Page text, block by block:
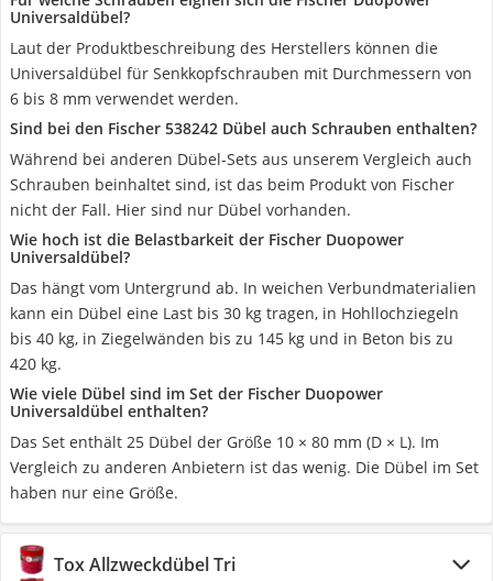
Universaldübel?
Laut der Produktbeschreibung des Herstellers können die
Universaldübel für Senkkopfschrauben mit Durchmessern von
6 bis 8 mm verwendet werden.
Sind bei den Fischer 538242 Dübel auch Schrauben enthalten?
Während bei anderen Dübel-Sets aus unserem Vergleich auch
Schrauben beinhaltet sind, ist das beim Produkt von Fischer
nicht der Fall. Hier sind nur Dübel vorhanden.
Wie hoch ist die Belastbarkeit der Fischer Duopower
Universaldübel?
Das hängt vom Untergrund ab. In weichen Verbundmaterialien
kann ein Dübel eine Last bis 30 kg tragen, in Hohllochziegeln
bis 40 kg, in Ziegelwänden bis zu 145 kg und in Beton bis zu
420 kg.
Wie viele Dübel sind im Set der Fischer Duopower
Universaldübel enthalten?
Das Set enthält 25 Dübel der Größe 10 × 80 mm (D × L). Im
Vergleich zu anderen Anbietern ist das wenig. Die Dübel im Set
haben nur eine Größe.
Tox Allzweckdübel Tri